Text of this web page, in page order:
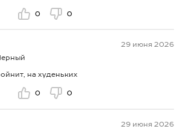
0 0
29 июня 2026
на худеньких
0 0
29 июня 2026